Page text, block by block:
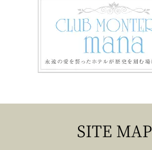
SITE MAP